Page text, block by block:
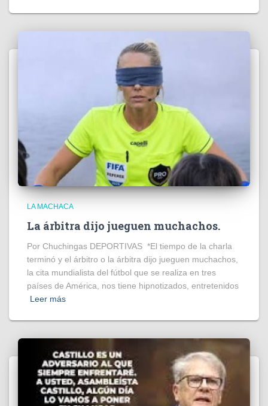
LA MACHACA
La árbitra dijo jueguen muchachos.
Por Chuchingas DEPORTIVAS *El tiempo de la charla
terminó y el árbitro o la árbitra dijo jueguen muchachos,
la cita mundialista del fútbol que se realiza en tres
países de América, nos tiene hipnotizados, entretenidos
Leer más